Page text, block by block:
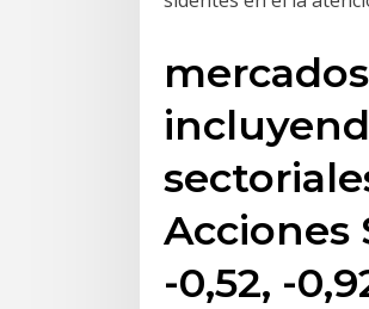
Acciones
-0,52, -